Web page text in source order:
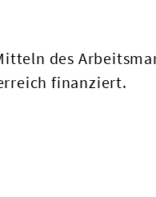
des
finanziert.